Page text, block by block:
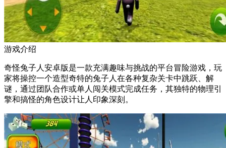
游戏介绍
奇怪兔子人安卓版是一款充满趣味与挑战的平台冒险游戏，玩
家将操控一个造型奇特的兔子人在各种复杂关卡中跳跃、解
谜，通过团队合作或单人闯关模式完成任务，其独特的物理引
擎和搞怪的角色设计让人印象深刻。